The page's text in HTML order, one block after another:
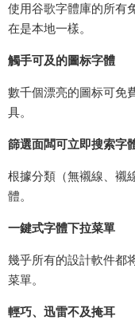
使用谷歌字體庫的所有
在是本地一樣。
觸手可及的圖标字體
數千個漂亮的圖标可免
具。
篩選面闆可立即搜索字
根據分類（無襯線、襯
體。
一鍵式字體下拉菜單
幾乎所有的設計軟件都
菜單。
輕巧、迅雷不及掩耳